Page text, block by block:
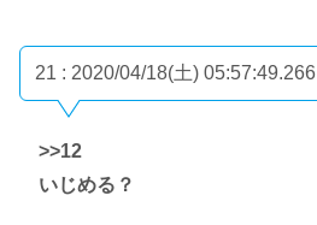
21 : 2020/04/18(土) 05:57:49.266
>>12
いじめる？